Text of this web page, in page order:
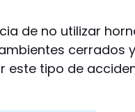
de no utilizar
cerrados
este tipo de